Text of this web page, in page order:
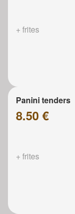
+ frites
Panini tenders
8.50 €
+ frites